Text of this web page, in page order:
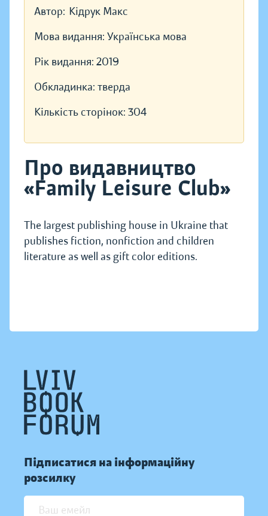
Автор: Кідрук Макс
Мова видання: Українська мова
Рік видання: 2019
Обкладинка: тверда
Кількість сторінок: 304
Про видавництво
«Family Leisure Club»
The largest publishing house in Ukraine that
publishes fiction, nonfiction and children
literature as well as gift color editions.
Підписатися на інформаційну
розсилку